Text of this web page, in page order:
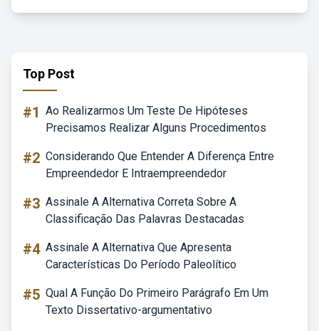
Top Post
#1 Ao Realizarmos Um Teste De Hipóteses
Precisamos Realizar Alguns Procedimentos
#2 Considerando Que Entender A Diferença Entre
Empreendedor E Intraempreendedor
#3 Assinale A Alternativa Correta Sobre A
Classificação Das Palavras Destacadas
#4 Assinale A Alternativa Que Apresenta
Características Do Período Paleolítico
#5 Qual A Função Do Primeiro Parágrafo Em Um
Texto Dissertativo-argumentativo